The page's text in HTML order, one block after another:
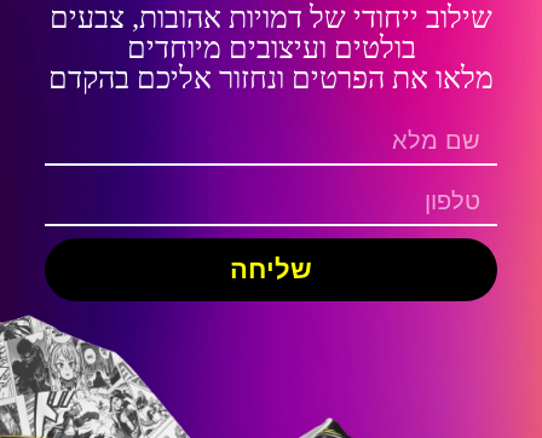
שילוב ייחודי של דמויות אהובות, צבעים
בולטים ועיצובים מיוחדים
מלאו את הפרטים ונחזור אליכם בהקדם
שליחה